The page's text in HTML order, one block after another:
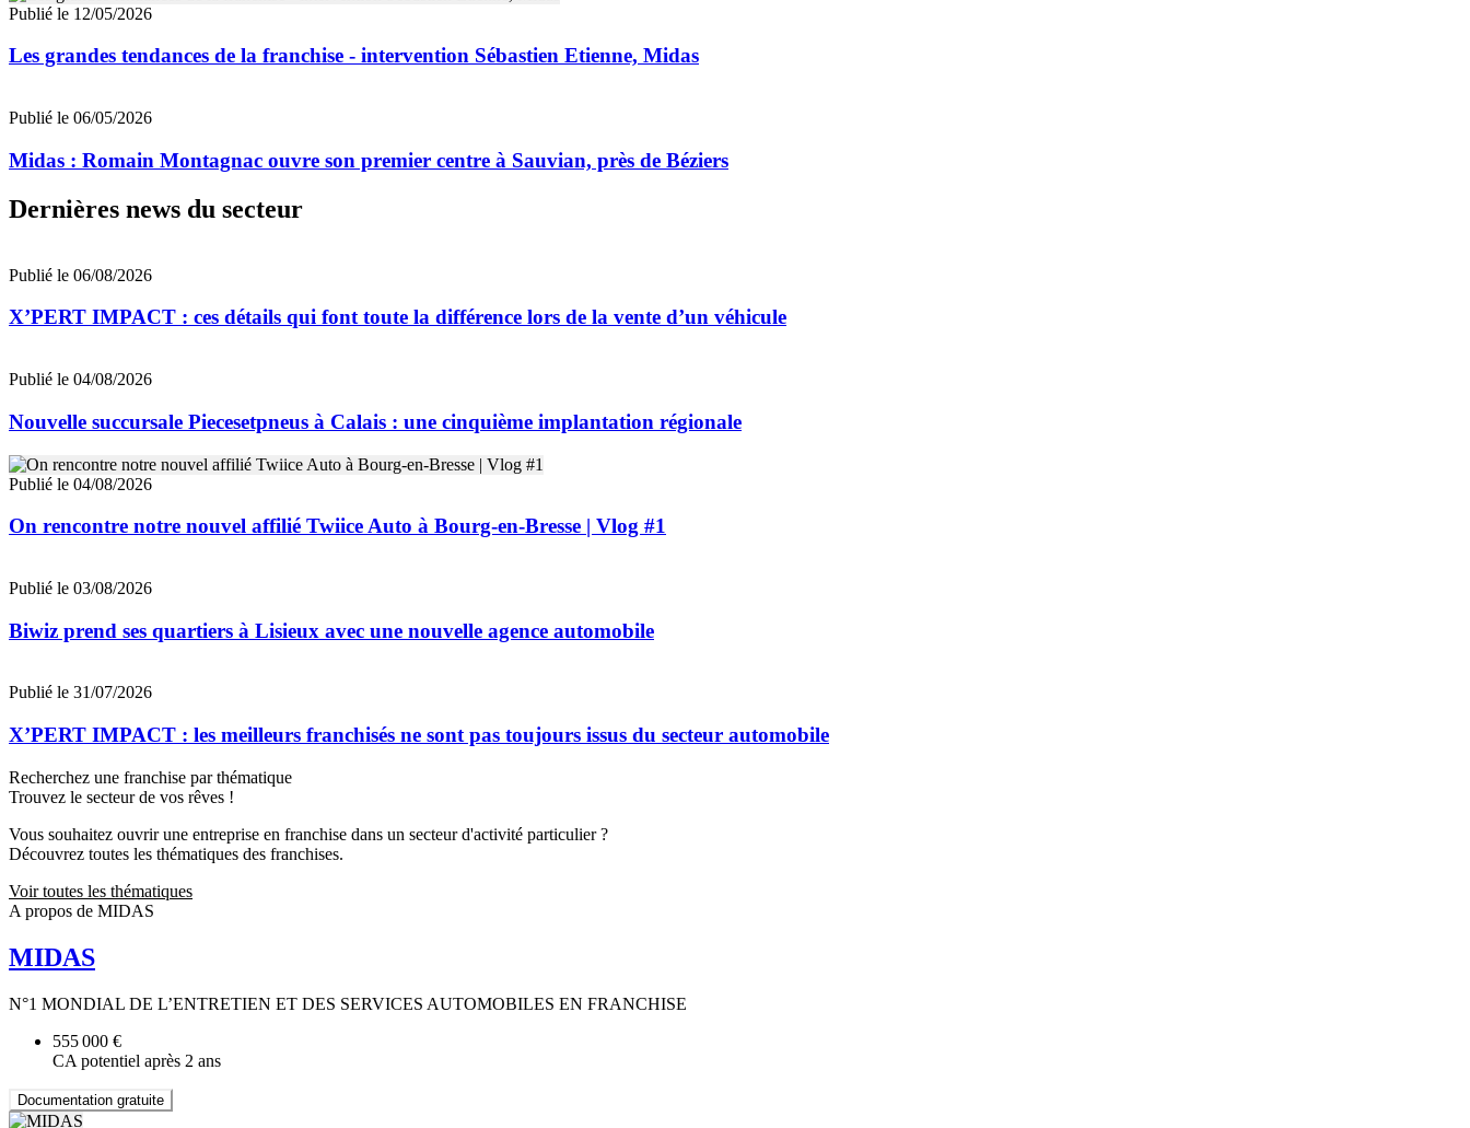
Publié le 12/05/2026
Les grandes tendances de la franchise - intervention Sébastien Etienne, Midas
Publié le 06/05/2026
Midas : Romain Montagnac ouvre son premier centre à Sauvian, près de Béziers
Dernières news du secteur
Publié le 06/08/2026
X’PERT IMPACT : ces détails qui font toute la différence lors de la vente d’un véhicule
Publié le 04/08/2026
Nouvelle succursale Piecesetpneus à Calais : une cinquième implantation régionale
Publié le 04/08/2026
On rencontre notre nouvel affilié Twiice Auto à Bourg-en-Bresse | Vlog #1
Publié le 03/08/2026
Biwiz prend ses quartiers à Lisieux avec une nouvelle agence automobile
Publié le 31/07/2026
X’PERT IMPACT : les meilleurs franchisés ne sont pas toujours issus du secteur automobile
Recherchez une franchise par thématique
Trouvez le secteur de vos rêves !
Vous souhaitez ouvrir une entreprise en franchise dans un secteur d'activité particulier ?
Découvrez toutes les thématiques des franchises.
Voir toutes les thématiques
A propos de MIDAS
MIDAS
N°1 MONDIAL DE L’ENTRETIEN ET DES SERVICES AUTOMOBILES EN FRANCHISE
555 000 €
CA potentiel après 2 ans
Documentation gratuite